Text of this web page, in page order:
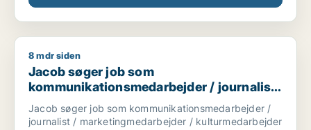
Jacob søger job som kommunikationsmedarbejder /
8 mdr siden
Jacob søger job som
kommunikationsmedarbejder / journalist
/ marketingmedarbejder /
kulturmedarbejder / kreativ medarbejder
Jacob søger job som kommunikationsmedarbejder /
journalist / marketingmedarbejder / kulturmedarbejder